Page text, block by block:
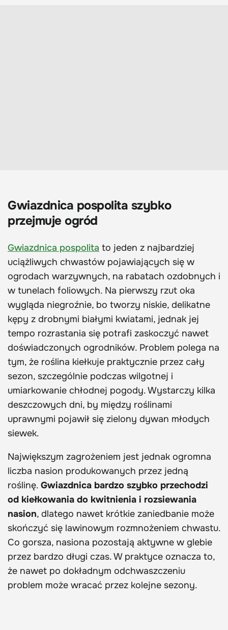
Gwiazdnica pospolita szybko
przejmuje ogród
Gwiazdnica pospolita to jeden z najbardziej
uciążliwych chwastów pojawiających się w
ogrodach warzywnych, na rabatach ozdobnych i
w tunelach foliowych. Na pierwszy rzut oka
wygląda niegroźnie, bo tworzy niskie, delikatne
kępy z drobnymi białymi kwiatami, jednak jej
tempo rozrastania się potrafi zaskoczyć nawet
doświadczonych ogrodników. Problem polega na
tym, że roślina kiełkuje praktycznie przez cały
sezon, szczególnie podczas wilgotnej i
umiarkowanie chłodnej pogody. Wystarczy kilka
deszczowych dni, by między roślinami
uprawnymi pojawił się zielony dywan młodych
siewek.
Największym zagrożeniem jest jednak ogromna
liczba nasion produkowanych przez jedną
roślinę. Gwiazdnica bardzo szybko przechodzi
od kiełkowania do kwitnienia i rozsiewania
nasion, dlatego nawet krótkie zaniedbanie może
skończyć się lawinowym rozmnożeniem chwastu.
Co gorsza, nasiona pozostają aktywne w glebie
przez bardzo długi czas. W praktyce oznacza to,
że nawet po dokładnym odchwaszczeniu
problem może wracać przez kolejne sezony.